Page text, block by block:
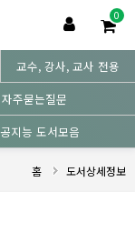
0
교수, 강사, 교사 전용
자주묻는질문
지능 도서모음
홈 도서상세정보